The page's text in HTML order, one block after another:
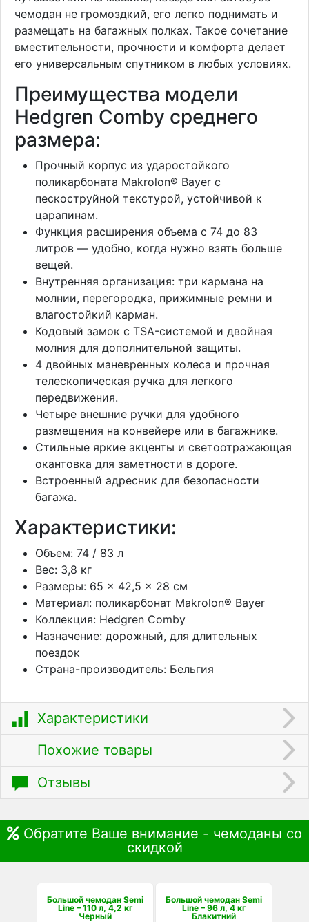
чемодан не громоздкий, его легко поднимать и
размещать на багажных полках. Такое сочетание
вместительности, прочности и комфорта делает
его универсальным спутником в любых условиях.
Преимущества модели
Hedgren Comby среднего
размера:
Прочный корпус из ударостойкого
поликарбоната Makrolon® Bayer с
пескоструйной текстурой, устойчивой к
царапинам.
Функция расширения объема с 74 до 83
литров — удобно, когда нужно взять больше
вещей.
Внутренняя организация: три кармана на
молнии, перегородка, прижимные ремни и
влагостойкий карман.
Кодовый замок с TSA-системой и двойная
молния для дополнительной защиты.
4 двойных маневренных колеса и прочная
телескопическая ручка для легкого
передвижения.
Четыре внешние ручки для удобного
размещения на конвейере или в багажнике.
Стильные яркие акценты и светоотражающая
окантовка для заметности в дороге.
Встроенный адресник для безопасности
багажа.
Характеристики:
Объем: 74 / 83 л
Вес: 3,8 кг
Размеры: 65 × 42,5 × 28 см
Материал: поликарбонат Makrolon® Bayer
Коллекция: Hedgren Comby
Назначение: дорожный, для длительных
поездок
Страна-производитель: Бельгия
Характеристики
Похожие товары
Отзывы
Обратите Ваше внимание - чемоданы со
скидкой
Большой чемодан Semi
Line – 110 л, 4,2 кг
Черный
Большой чемодан Semi
Line – 96 л, 4 кг
Блакитний